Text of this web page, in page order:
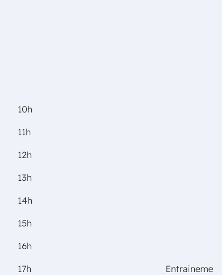
10h
11h
12h
13h
14h
15h
16h
17h